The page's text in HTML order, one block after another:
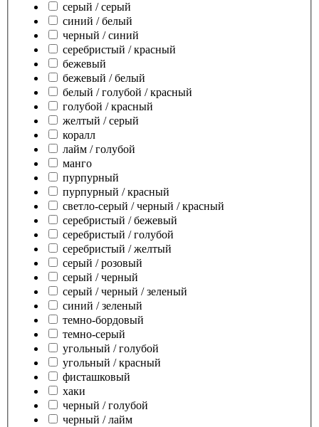
серый / серый
синий / белый
черный / синий
серебристый / красный
бежевый
бежевый / белый
белый / голубой / красный
голубой / красный
желтый / серый
коралл
лайм / голубой
манго
пурпурный
пурпурный / красный
светло-серый / черный / красный
серебристый / бежевый
серебристый / голубой
серебристый / желтый
серый / розовый
серый / черный
серый / черный / зеленый
синий / зеленый
темно-бордовый
темно-серый
угольный / голубой
угольный / красный
фисташковый
хаки
черный / голубой
черный / лайм